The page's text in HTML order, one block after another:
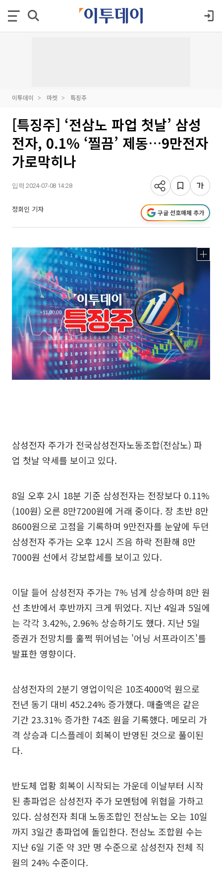
이투데이 마켓 특징주
[특징주] ‘전삼노 파업 첫날’ 삼성
전자, 0.1% ‘찔끔’ 제동…9만전자
가로막히나
입력 2024-07-08 14:28
정회인 기자 구글 선호매체 추가
삼성전자 주가가 전국삼성전자노동조합(전삼노) 파
업 첫날 약세를 보이고 있다.
8일 오후 2시 18분 기준 삼성전자는 전장보다 0.11%
(100원) 오른 8만7200원에 거래 중이다. 장 초반 8만
8600원으로 고점을 기록하며 9만전자를 눈앞에 두던
삼성전자 주가는 오후 12시 즈음 하락 전환해 8만
7000원 선에서 강보합세를 보이고 있다.
이달 들어 삼성전자 주가는 7% 넘게 상승하며 8만 원
선 초반에서 후반까지 크게 뛰었다. 지난 4일과 5일에
는 각각 3.42%, 2.96% 상승하기도 했다. 지난 5일
증권가 전망치를 훌쩍 뛰어넘는 '어닝 서프라이즈'를
발표한 영향이다.
삼성전자의 2분기 영업이익은 10조4000억 원으로
전년 동기 대비 452.24% 증가했다. 매출액은 같은
기간 23.31% 증가한 74조 원을 기록했다. 메모리 가
격 상승과 디스플레이 회복이 반영된 것으로 풀이된
다.
반도체 업황 회복이 시작되는 가운데 이날부터 시작
된 총파업은 삼성전자 주가 모멘텀에 위협을 가하고
있다. 삼성전자 최대 노동조합인 전삼노는 오는 10일
까지 3일간 총파업에 돌입한다. 전삼노 조합원 수는
지난 6일 기준 약 3만 명 수준으로 삼성전자 전체 직
원의 24% 수준이다.